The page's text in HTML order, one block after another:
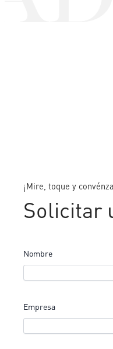
¡Mire, toque y
Solicitar
Nombre
Empresa